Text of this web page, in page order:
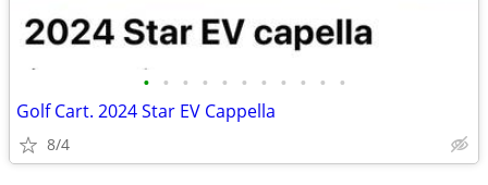
• • • • • • • • • • •
Golf Cart. 2024 Star EV Cappella
8/4